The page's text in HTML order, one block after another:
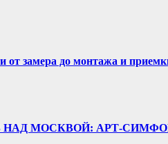
от замера до монтажа и
МОСКВОЙ: АРТ-